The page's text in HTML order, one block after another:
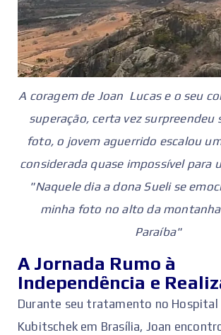
A coragem de Joan Lucas e o seu
superação, certa vez surpreendeu
foto, o jovem aguerrido escalou
considerada quase impossível para
"Naquele dia a dona Sueli se
minha foto no alto da
Paraíba"
A Jornada Rumo à
Independência e
Durante seu tratamento no Hospital
Kubitschek em Brasília, Joan